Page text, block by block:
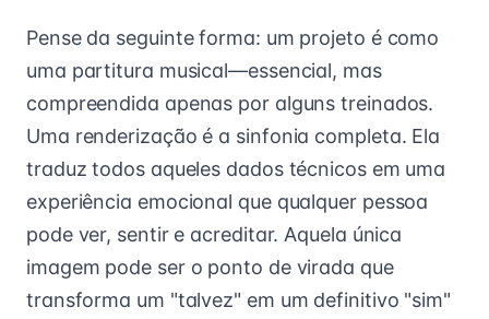
Pense da seguinte forma: um projeto é como
uma partitura musical—essencial, mas
compreendida apenas por alguns treinados.
Uma renderização é a sinfonia completa. Ela
traduz todos aqueles dados técnicos em uma
experiência emocional que qualquer pessoa
pode ver, sentir e acreditar. Aquela única
imagem pode ser o ponto de virada que
transforma um "talvez" em um definitivo "sim"